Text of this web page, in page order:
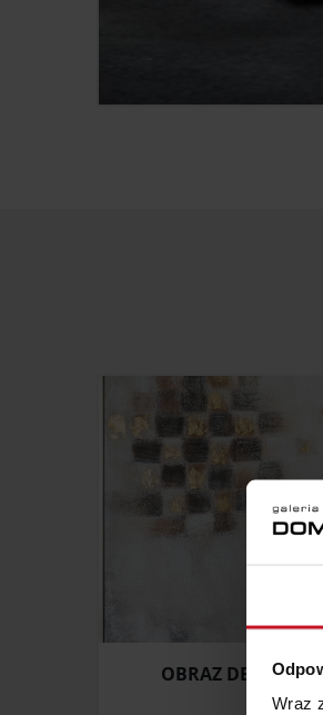
Wraz
OBRAZ DELUSION